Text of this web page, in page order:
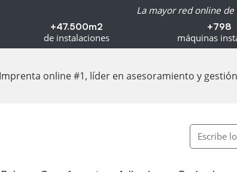
La mayor red online
+47.500m2
de instalaciones
+798
máquinas
Imprenta online #1, líder en asesoramiento y